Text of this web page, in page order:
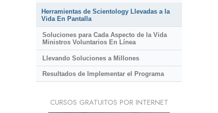
Herramientas de Scientology Llevadas a la
Vida En Pantalla
Soluciones para Cada Aspecto de la Vida
Ministros Voluntarios En Línea
Llevando Soluciones a Millones
Resultados de Implementar el Programa
CURSOS GRATUITOS POR INTERNET